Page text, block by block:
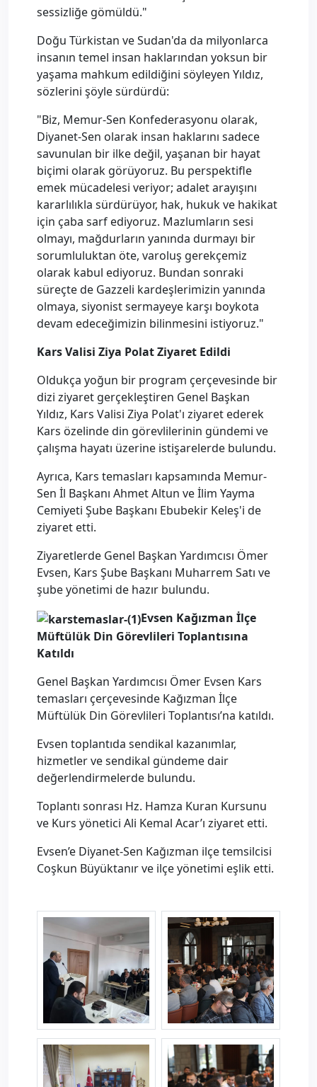
sessizliğe gömüldü."
Doğu Türkistan ve Sudan'da da milyonlarca
insanın temel insan haklarından yoksun bir
yaşama mahkum edildiğini söyleyen Yıldız,
sözlerini şöyle sürdürdü:
"Biz, Memur-Sen Konfederasyonu olarak,
Diyanet-Sen olarak insan haklarını sadece
savunulan bir ilke değil, yaşanan bir hayat
biçimi olarak görüyoruz. Bu perspektifle
emek mücadelesi veriyor; adalet arayışını
kararlılıkla sürdürüyor, hak, hukuk ve hakikat
için çaba sarf ediyoruz. Mazlumların sesi
olmayı, mağdurların yanında durmayı bir
sorumluluktan öte, varoluş gerekçemiz
olarak kabul ediyoruz. Bundan sonraki
süreçte de Gazzeli kardeşlerimizin yanında
olmaya, siyonist sermayeye karşı boykota
devam edeceğimizin bilinmesini istiyoruz."
Kars Valisi Ziya Polat Ziyaret Edildi
Oldukça yoğun bir program çerçevesinde bir
dizi ziyaret gerçekleştiren Genel Başkan
Yıldız, Kars Valisi Ziya Polat'ı ziyaret ederek
Kars özelinde din görevlilerinin gündemi ve
çalışma hayatı üzerine istişarelerde bulundu.
Ayrıca, Kars temasları kapsamında Memur-
Sen İl Başkanı Ahmet Altun ve İlim Yayma
Cemiyeti Şube Başkanı Ebubekir Keleş'i de
ziyaret etti.
Ziyaretlerde Genel Başkan Yardımcısı Ömer
Evsen, Kars Şube Başkanı Muharrem Satı ve
şube yönetimi de hazır bulundu.
Evsen Kağızman İlçe
Müftülük Din Görevlileri Toplantısına
Katıldı
Genel Başkan Yardımcısı Ömer Evsen Kars
temasları çerçevesinde Kağızman İlçe
Müftülük Din Görevlileri Toplantısı’na katıldı.
Evsen toplantıda sendikal kazanımlar,
hizmetler ve sendikal gündeme dair
değerlendirmelerde bulundu.
Toplantı sonrası Hz. Hamza Kuran Kursunu
ve Kurs yönetici Ali Kemal Acar’ı ziyaret etti.
Evsen’e Diyanet-Sen Kağızman ilçe temsilcisi
Coşkun Büyüktanır ve ilçe yönetimi eşlik etti.
karstemaslar--1-_1.jpg karstemaslar--2-_1.jpg